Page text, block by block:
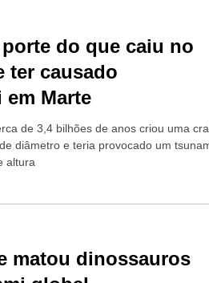
do que caiu no
ter causado
em Marte
de 3,4 bilhões de anos criou uma
diâmetro e teria provocado um
altura
matou dinossauros